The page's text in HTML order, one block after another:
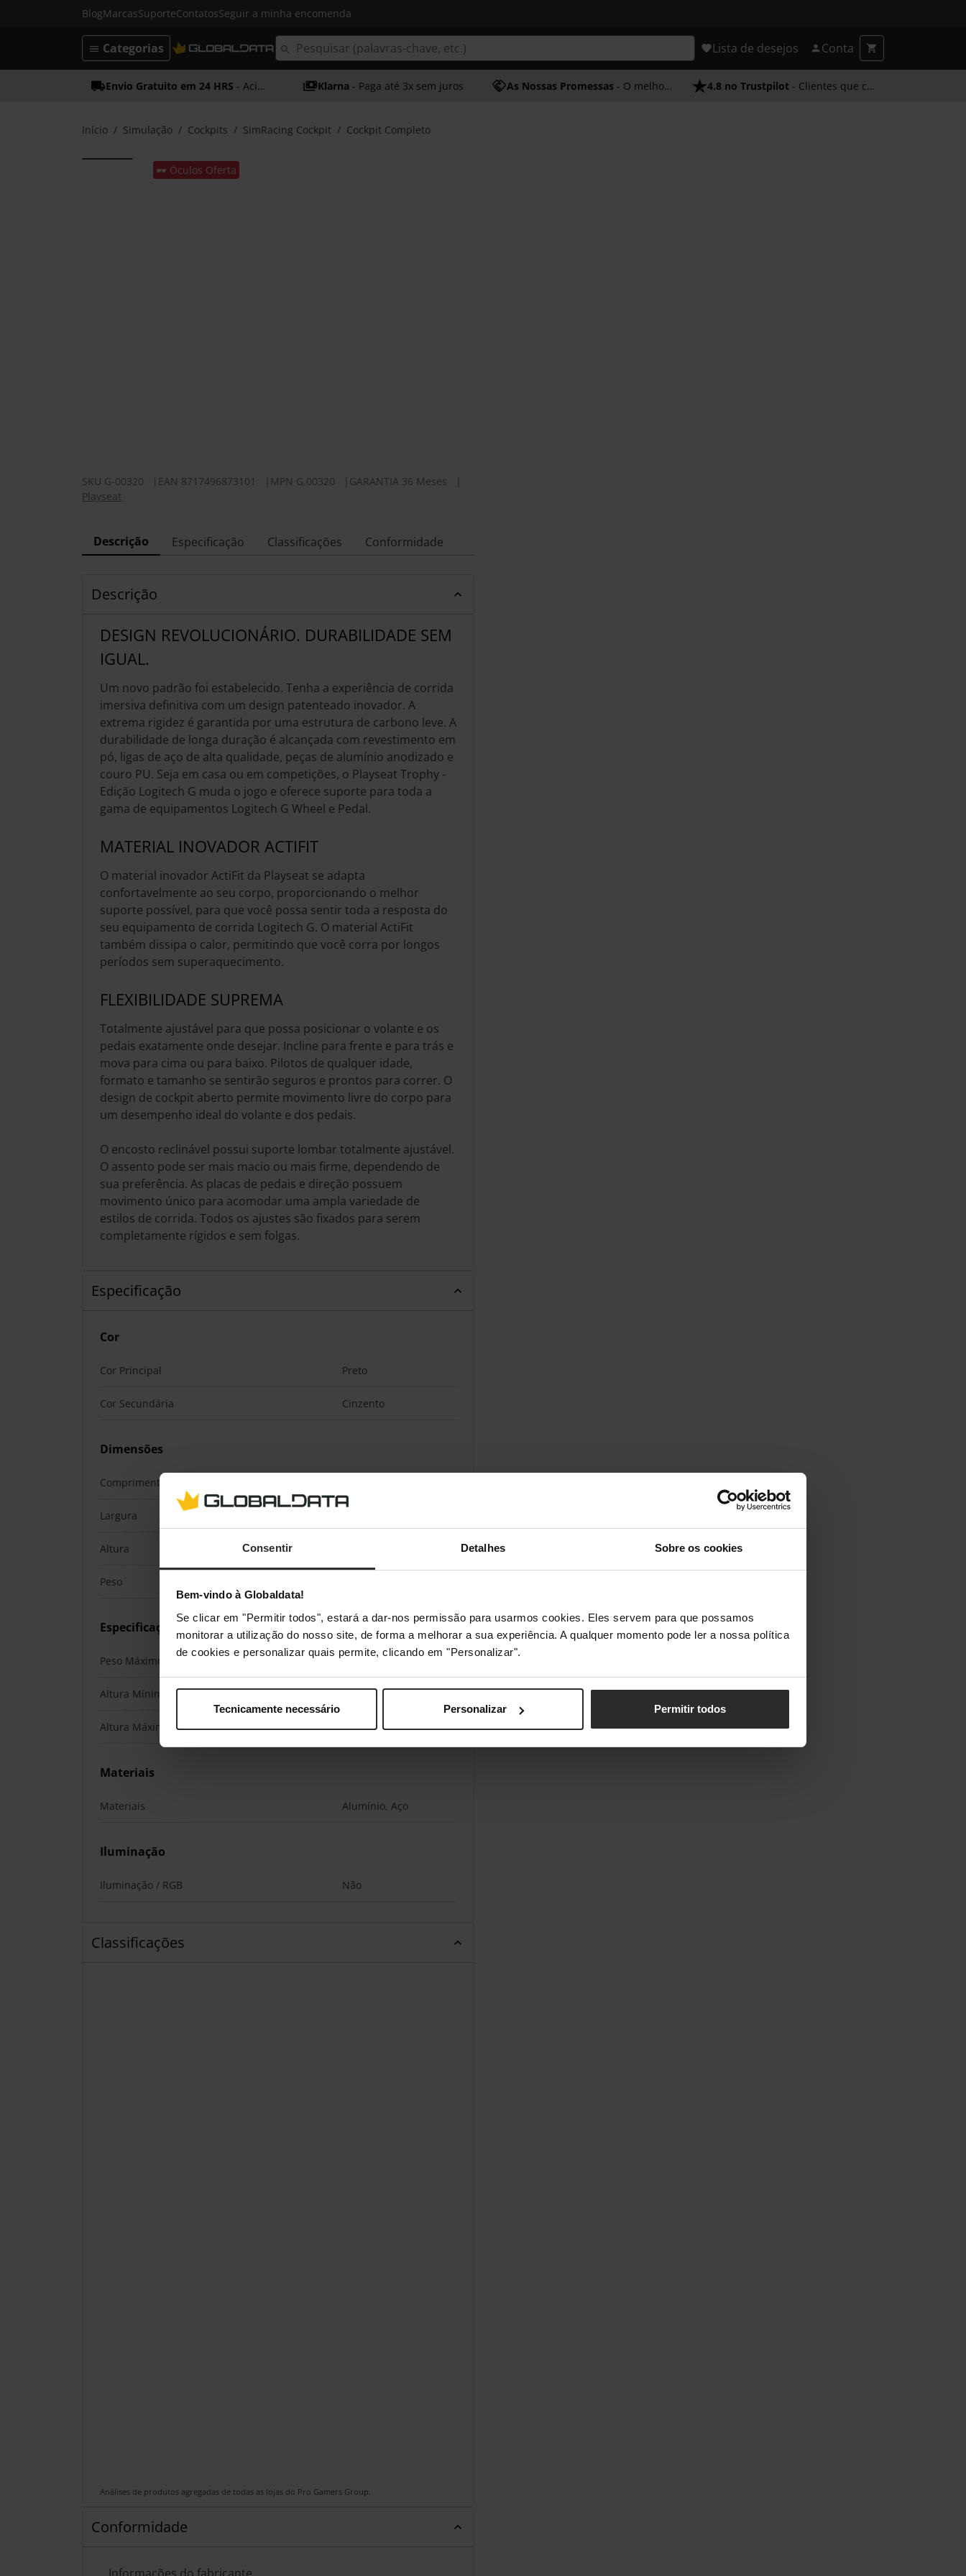
Consentir Detalhes Sobre os cookies
Bem-vindo à Globaldata!
Se clicar em "Permitir todos", estará a dar-nos permissão para usarmos cookies. Eles servem para que possamos
monitorar a utilização do nosso site, de forma a melhorar a sua experiência. A qualquer momento pode ler a nossa política
de cookies e personalizar quais permite, clicando em "Personalizar".
Tecnicamente necessário Personalizar Permitir todos
BlogMarcasSuporteContatosSeguir a minha encomenda
Lista de desejos Conta
Categorias
Envio Gratuito em 24 HRS - Acima dos 50€ Klarna - Paga até 3x sem juros As Nossas Promessas - O melhor atendimento 4.8 no Trustpilot - Clientes que confiam em nós
Início Simulação Cockpits SimRacing Cockpit Cockpit Completo
🕶️ Óculos Oferta
SKU G-00320 EAN 8717496873101 MPN G.00320 GARANTIA 36 Meses
Playseat
Descrição Especificação Classificações Conformidade
Descrição
DESIGN REVOLUCIONÁRIO. DURABILIDADE SEM
IGUAL.
Um novo padrão foi estabelecido. Tenha a experiência de corrida
imersiva definitiva com um design patenteado inovador. A
extrema rigidez é garantida por uma estrutura de carbono leve. A
durabilidade de longa duração é alcançada com revestimento em
pó, ligas de aço de alta qualidade, peças de alumínio anodizado e
couro PU. Seja em casa ou em competições, o Playseat Trophy -
Edição Logitech G muda o jogo e oferece suporte para toda a
gama de equipamentos Logitech G Wheel e Pedal.
MATERIAL INOVADOR ACTIFIT
O material inovador ActiFit da Playseat se adapta
confortavelmente ao seu corpo, proporcionando o melhor
suporte possível, para que você possa sentir toda a resposta do
seu equipamento de corrida Logitech G. O material ActiFit
também dissipa o calor, permitindo que você corra por longos
períodos sem superaquecimento.
FLEXIBILIDADE SUPREMA
Totalmente ajustável para que possa posicionar o volante e os
pedais exatamente onde desejar. Incline para frente e para trás e
mova para cima ou para baixo. Pilotos de qualquer idade,
formato e tamanho se sentirão seguros e prontos para correr. O
design de cockpit aberto permite movimento livre do corpo para
um desempenho ideal do volante e dos pedais.
O encosto reclinável possui suporte lombar totalmente ajustável.
O assento pode ser mais macio ou mais firme, dependendo de
sua preferência. As placas de pedais e direção possuem
movimento único para acomodar uma ampla variedade de
estilos de corrida. Todos os ajustes são fixados para serem
completamente rígidos e sem folgas.
Especificação
Cor
Cor Principal Preto
Cor Secundária Cinzento
Dimensões
Comprimento / Profundidade
Largura
Altura
Peso
Especificações da Cadeira
Peso Máximo Recomendado 163 kg
Altura Mínima Recomendada 120 cm
Altura Máxima Recomendada 220 cm
Materiais
Materiais Alumínio, Aço
Iluminação
Iluminação / RGB Não
Classificações
Análises de produtos agregadas de todas as lojas do Pro Gamers Group.
Conformidade